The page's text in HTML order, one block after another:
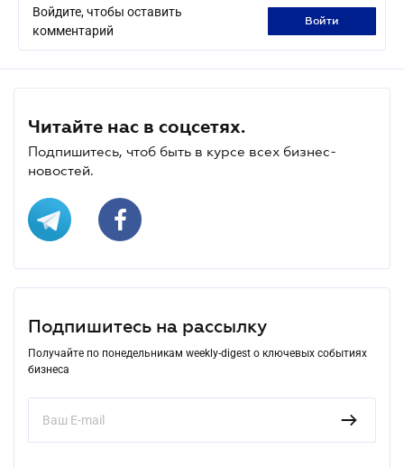
Войдите, чтобы оставить
комментарий
войти
Читайте нас в соцсетях.
Подпишитесь, чтоб быть в курсе всех бизнес-
новостей.
Подпишитесь на рассылку
Получайте по понедельникам weekly-digest о ключевых событиях
бизнеса